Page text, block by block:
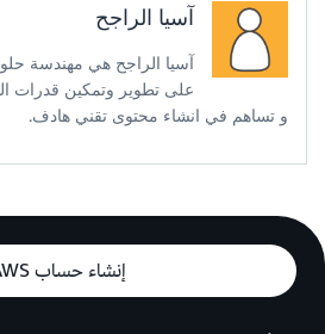
آسيا الراجح
و تساهم في انشاء محتوى تقني هادف.
إنشاء حساب AWS